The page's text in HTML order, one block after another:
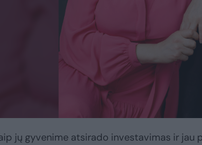
jų gyvenime atsirado investavimas ir jau